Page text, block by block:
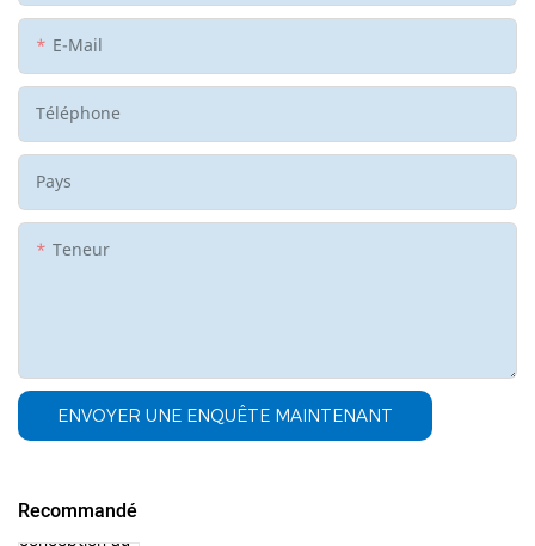
E-Mail
Téléphone
Pays
Teneur
ENVOYER UNE ENQUÊTE MAINTENANT
Recommandé